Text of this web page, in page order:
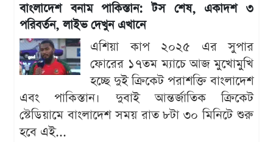
বাংলাদেশ বনাম পাকিস্তান: টস শেষ, একাদশ ৩
পরিবর্তন, লাইভ দেখুন এখানে
এশিয়া কাপ ২০২৫ এর সুপার
ফোরের ১৭তম ম্যাচে আজ মুখোমুখি
হচ্ছে দুই ক্রিকেট পরাশক্তি বাংলাদেশ
এবং পাকিস্তান। দুবাই আন্তর্জাতিক ক্রিকেট
স্টেডিয়ামে বাংলাদেশ সময় রাত ৮টা ৩০ মিনিটে শুরু
হবে এই...